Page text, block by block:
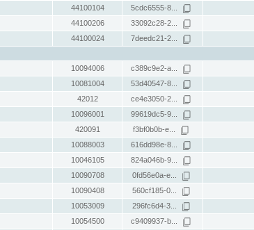
44100104 5cdc6555-8...
44100206 33092c28-2...
44100024 7deedc21-2...
10094006 c389c9e2-a...
10081004 53d40547-8...
42012 ce4e3050-2...
10096001 99619dc5-9...
420091 f3bf0b0b-e...
10088003 616dd98e-8...
10046105 824a046b-9...
10090708 0fd56e0a-e...
10090408 560cf185-0...
10053009 296fc6d4-3...
10054500 c9409937-b...